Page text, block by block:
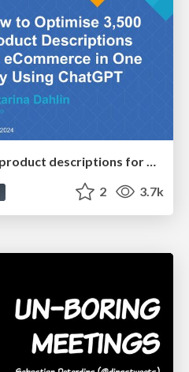
How to optimise 3,500 product descriptions for ecommerce in one day using ChatGPT
2 3.7k